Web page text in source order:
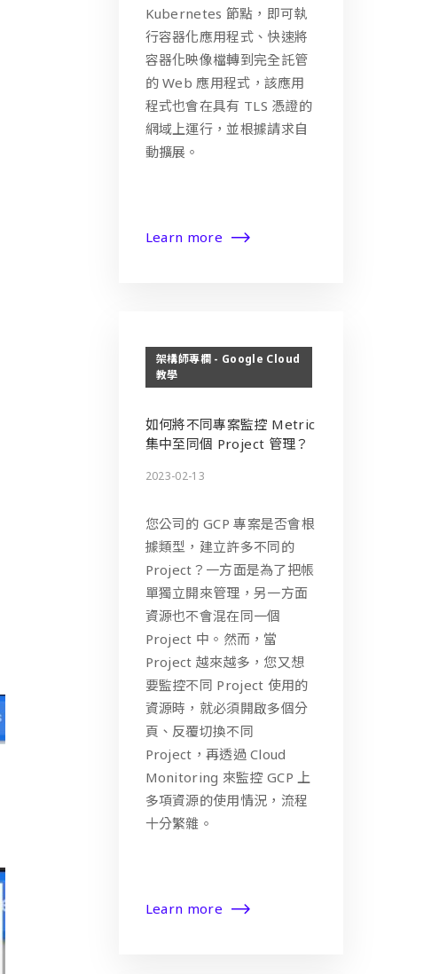
Kubernetes 節點，即可執
行容器化應用程式、快速將
容器化映像檔轉到完全託管
的 Web 應用程式，該應用
程式也會在具有 TLS 憑證的
網域上運行，並根據請求自
動擴展。
Learn more
架構師專欄 - Google Cloud
教學
如何將不同專案監控 Metric
集中至同個 Project 管理？
2023-02-13
您公司的 GCP 專案是否會根
據類型，建立許多不同的
Project？一方面是為了把帳
單獨立開來管理，另一方面
資源也不會混在同一個
Project 中。然而，當
Project 越來越多，您又想
要監控不同 Project 使用的
資源時，就必須開啟多個分
頁、反覆切換不同
Project，再透過 Cloud
Monitoring 來監控 GCP 上
多項資源的使用情況，流程
十分繁雜。
Learn more